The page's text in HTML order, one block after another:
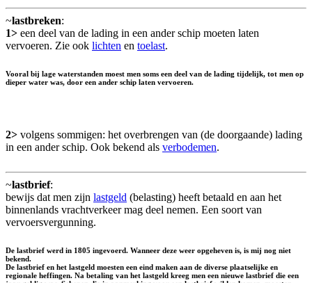
~lastbreken:
1> een deel van de lading in een ander schip moeten laten
vervoeren. Zie ook lichten en toelast.
Vooral bij lage waterstanden moest men soms een deel van de lading tijdelijk, tot men op
dieper water was, door een ander schip laten vervoeren.
2> volgens sommigen: het overbrengen van (de doorgaande) lading
in een ander schip. Ook bekend als verbodemen.
~lastbrief:
bewijs dat men zijn lastgeld (belasting) heeft betaald en aan het
binnenlands vrachtverkeer mag deel nemen. Een soort van
vervoersvergunning.
De lastbrief werd in 1805 ingevoerd. Wanneer deze weer opgeheven is, is mij nog niet
bekend.
De lastbrief en het lastgeld moesten een eind maken aan de diverse plaatselijke en
regionale heffingen. Na betaling van het lastgeld kreeg men een nieuwe lastbrief die een